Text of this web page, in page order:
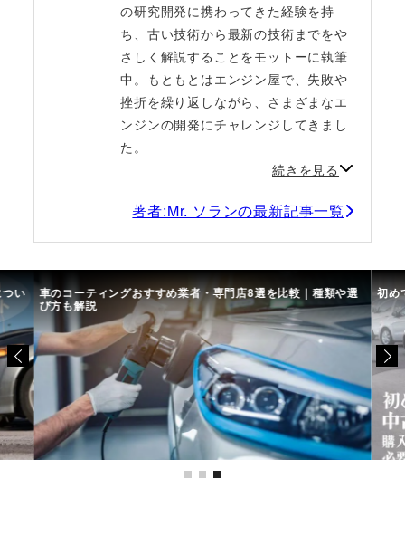
の研究開発に携わってきた経験を持
ち、古い技術から最新の技術までをや
さしく解説することをモットーに執筆
中。もともとはエンジン屋で、失敗や
挫折を繰り返しながら、さまざまなエ
ンジンの開発にチャレンジしてきまし
た。
続きを見る
著者:Mr. ソランの最新記事一覧
い 車のコーティングおすすめ業者・専門店8選を比較｜種類や選
び方も解説
初め